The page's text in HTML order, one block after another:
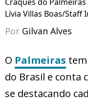
Craques do
Lívia Villas Boas/Staff
Por Gilvan Alves
O Palmeiras
do Brasil e conta
se destacando